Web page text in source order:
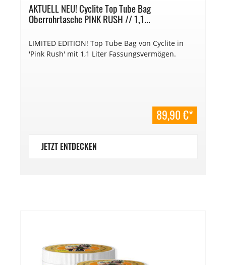
AKTUELL NEU! Cyclite Top Tube Bag
Oberrohrtasche PINK RUSH // 1,1...
LIMITED EDITION! Top Tube Bag von Cyclite in
'Pink Rush' mit 1,1 Liter Fassungsvermögen.
89,90 €*
JETZT ENTDECKEN